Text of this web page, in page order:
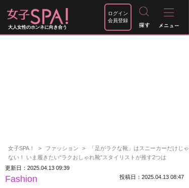
大人女性のホンネに向き合う
ログイン
会員登録
女子SPA！ ファッション
「足がラクな靴」はスニーカーだけじゃ
ない！ いま履きたい“ラクおしゃれ靴”スタイリストが推す2つは
更新日：2025.04.13 09:39
Fashion 投稿日：2025.04.13 08:47